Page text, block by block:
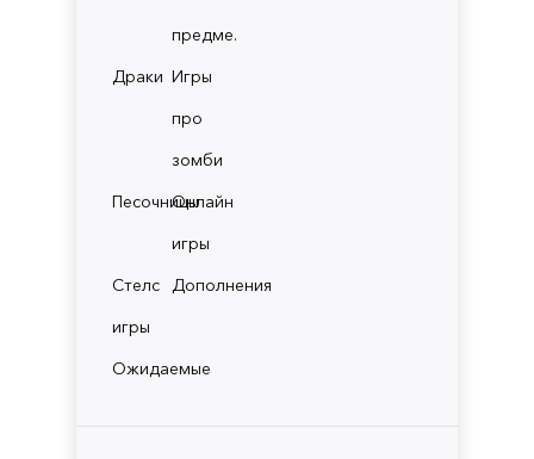
предме.
Драки Игры
про
зомби
ПесочницыОнлайн
игры
Стелс
игры
Дополнения
Ожидаемые